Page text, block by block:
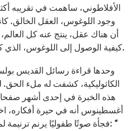
الأفلاطوني، ساهمت في تقريبه
وجود اللوغوس، العقل الخالق.
أن هناك عقل، ينتج عنه كل
كيفية الوصول إلى اللوغوس، الذي كان يبدو له بعيدًا للغاية.
الكاثوليكية، كشفت له ملء
هذه الخبرة في إحدى أشهر
أغسطينوس أنه في حيرة أفكاره،
فجأة صوتًا طفوليًا يرنم ترنيمة لم يسمعها قط من قبل: “